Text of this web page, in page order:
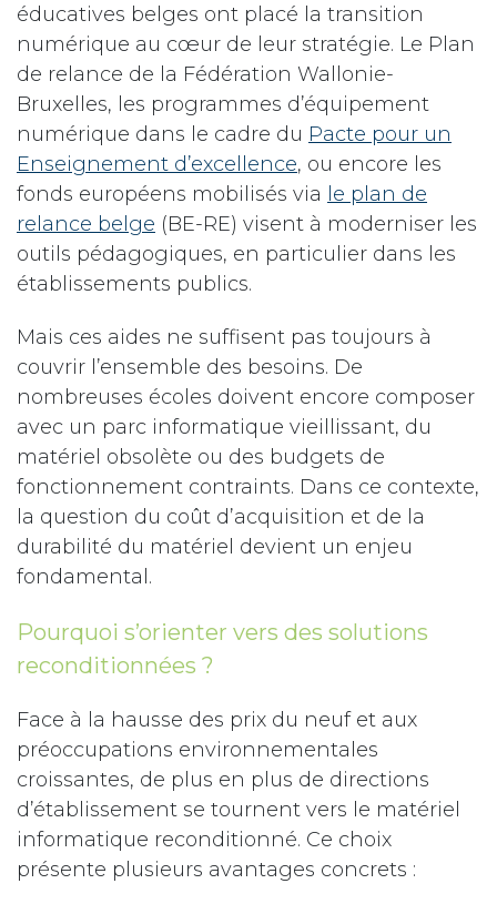
éducatives belges ont placé la transition
numérique au cœur de leur stratégie. Le Plan
de relance de la Fédération Wallonie-
Bruxelles, les programmes d’équipement
numérique dans le cadre du Pacte pour un
Enseignement d’excellence, ou encore les
fonds européens mobilisés via le plan de
relance belge (BE-RE) visent à moderniser les
outils pédagogiques, en particulier dans les
établissements publics.
Mais ces aides ne suffisent pas toujours à
couvrir l’ensemble des besoins. De
nombreuses écoles doivent encore composer
avec un parc informatique vieillissant, du
matériel obsolète ou des budgets de
fonctionnement contraints. Dans ce contexte,
la question du coût d’acquisition et de la
durabilité du matériel devient un enjeu
fondamental.
Pourquoi s’orienter vers des solutions
reconditionnées ?
Face à la hausse des prix du neuf et aux
préoccupations environnementales
croissantes, de plus en plus de directions
d’établissement se tournent vers le matériel
informatique reconditionné. Ce choix
présente plusieurs avantages concrets :